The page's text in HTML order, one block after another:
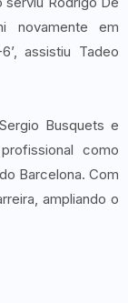
novamente em
assistiu Tadeo
Busquets e
como
Barcelona. Com
ampliando o